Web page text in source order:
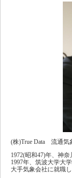
(株)True Data 流通気
1972(昭和47)年、神奈
1997年、筑波大学大
大手気象会社に就職